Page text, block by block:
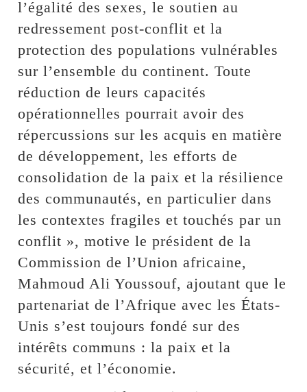
l’égalité des sexes, le soutien au
redressement post-conflit et la
protection des populations vulnérables
sur l’ensemble du continent. Toute
réduction de leurs capacités
opérationnelles pourrait avoir des
répercussions sur les acquis en matière
de développement, les efforts de
consolidation de la paix et la résilience
des communautés, en particulier dans
les contextes fragiles et touchés par un
conflit », motive le président de la
Commission de l’Union africaine,
Mahmoud Ali Youssouf, ajoutant que le
partenariat de l’Afrique avec les États-
Unis s’est toujours fondé sur des
intérêts communs : la paix et la
sécurité, et l’économie.